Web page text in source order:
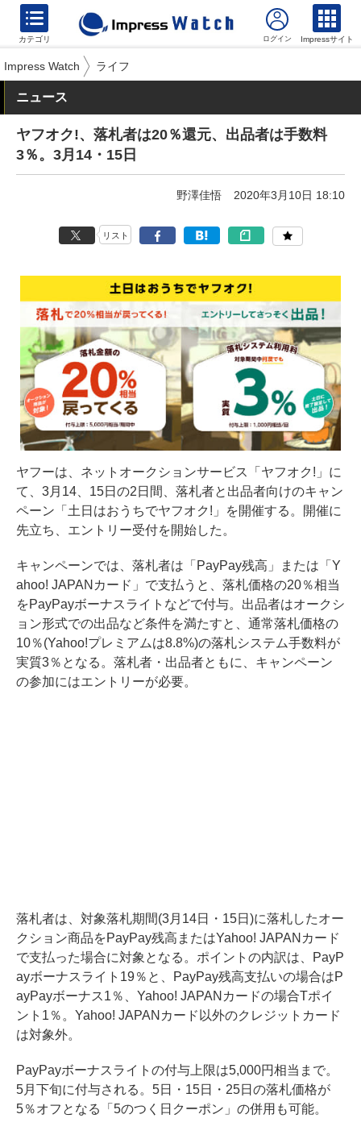
カテゴリ Impressサイト
Impress Watch ライフ
ニュース
ヤフオク!、落札者は20％還元、出品者は手数料
3％。3月14・15日
野澤佳悟 2020年3月10日 18:10
リスト
ヤフーは、ネットオークションサービス「ヤフオク!」に
て、3月14、15日の2日間、落札者と出品者向けのキャン
ペーン「土日はおうちでヤフオク!」を開催する。開催に
先立ち、エントリー受付を開始した。
キャンペーンでは、落札者は「PayPay残高」または「Y
ahoo! JAPANカード」で支払うと、落札価格の20％相当
をPayPayボーナスライトなどで付与。出品者はオークシ
ョン形式での出品など条件を満たすと、通常落札価格の
10％(Yahoo!プレミアムは8.8%)の落札システム手数料が
実質3％となる。落札者・出品者ともに、キャンペーン
の参加にはエントリーが必要。
落札者は、対象落札期間(3月14日・15日)に落札したオー
クション商品をPayPay残高またはYahoo! JAPANカード
で支払った場合に対象となる。ポイントの内訳は、PayP
ayボーナスライト19％と、PayPay残高支払いの場合はP
ayPayボーナス1％、Yahoo! JAPANカードの場合Tポイ
ント1％。Yahoo! JAPANカード以外のクレジットカード
は対象外。
PayPayボーナスライトの付与上限は5,000円相当まで。
5月下旬に付与される。5日・15日・25日の落札価格が
5％オフとなる「5のつく日クーポン」の併用も可能。